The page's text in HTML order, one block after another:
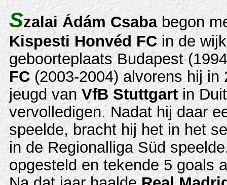
Szalai Ádám Csababegon
Kispesti Honvéd FCin de
geboorteplaats Budapest
FC(2003-2004) alvorens hij in
jeugd vanVfB Stuttgartin
vervolledigen. Nadat hij daar
speelde, bracht hij het in het
in de Regionalliga Süd
opgesteld en tekende 5 goals